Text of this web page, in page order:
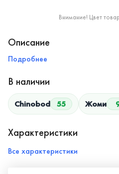
Внимание! Цвет
Описание
Подробнее
В наличии
Chinobod 55 Жоми
Характеристики
Все характеристики